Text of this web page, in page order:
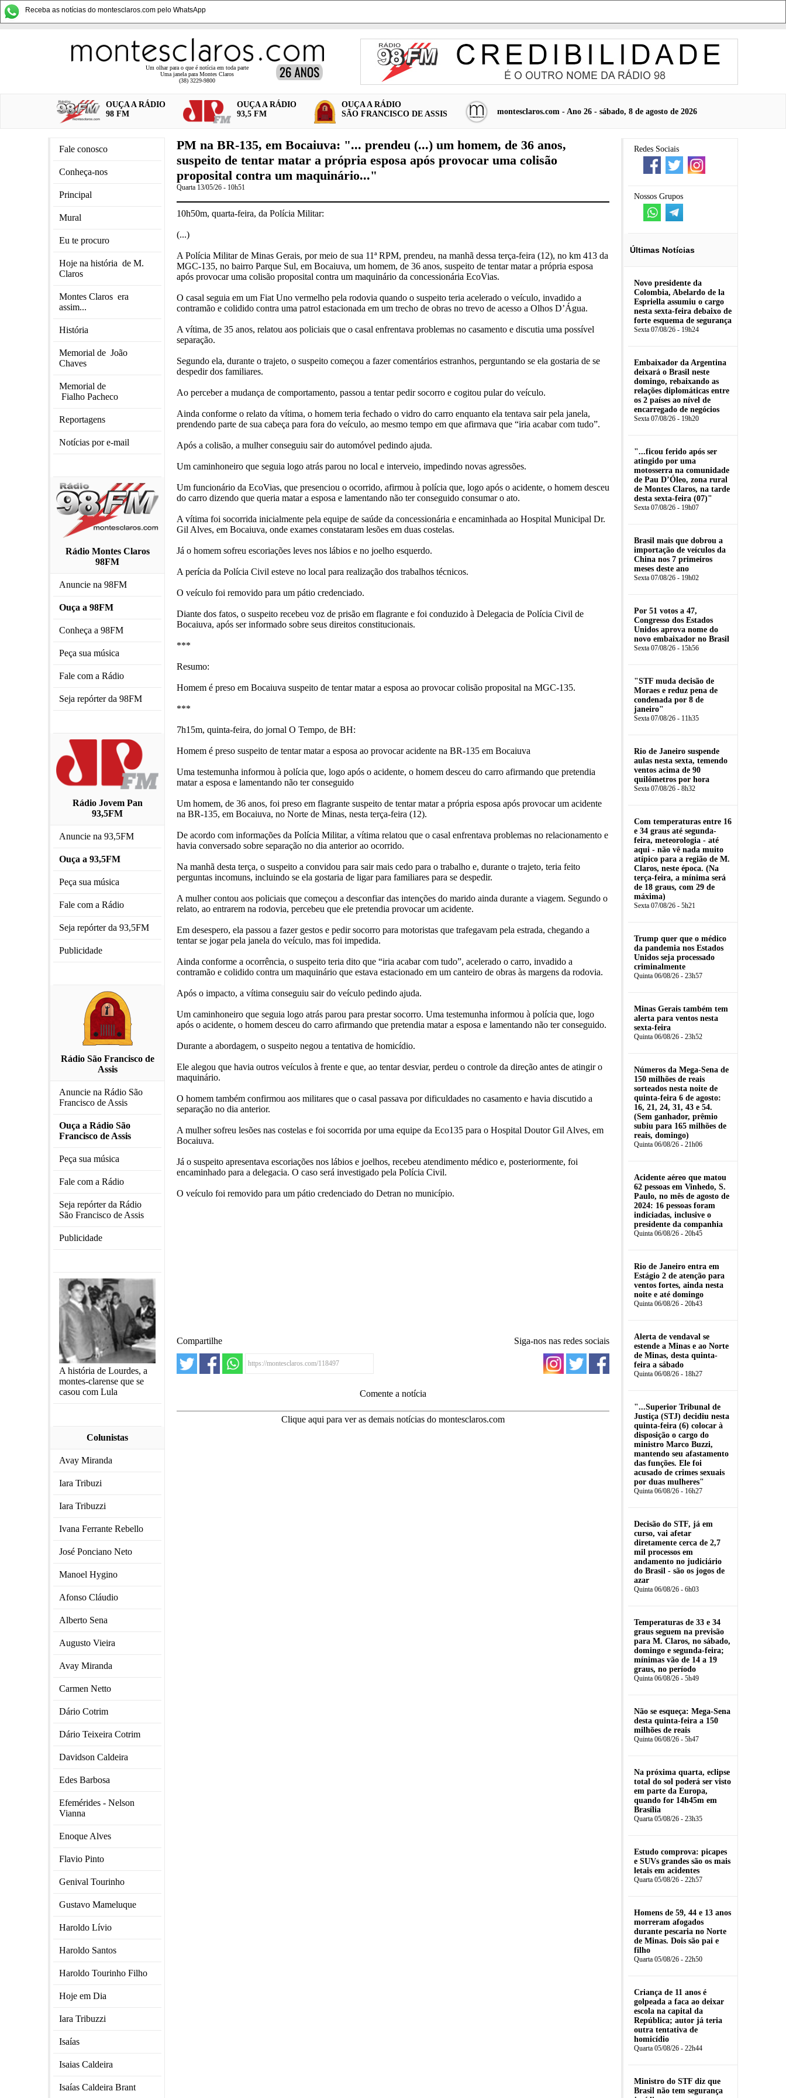
Receba as notícias do montesclaros.com pelo WhatsApp
Um olhar para o que é notícia em toda parte
Uma janela para Montes Claros
(38) 3229-9800
OUÇA A RÁDIO
98 FM
OUÇA A RÁDIO
93,5 FM
OUÇA A RÁDIO
SÃO FRANCISCO DE ASSIS
montesclaros.com - Ano 26 - sábado, 8 de agosto de 2026
Fale conosco
Conheça-nos
Principal
Mural
Eu te procuro
Hoje na história de M.
Claros
Montes Claros era
assim...
História
Memorial de João
Chaves
Memorial de
Fialho Pacheco
Reportagens
Notícias por e-mail
Rádio Montes Claros
98FM
Anuncie na 98FM
Ouça a 98FM
Conheça a 98FM
Peça sua música
Fale com a Rádio
Seja repórter da 98FM
Rádio Jovem Pan
93,5FM
Anuncie na 93,5FM
Ouça a 93,5FM
Peça sua música
Fale com a Rádio
Seja repórter da 93,5FM
Publicidade
Rádio São Francisco de
Assis
Anuncie na Rádio São
Francisco de Assis
Ouça a Rádio São
Francisco de Assis
Peça sua música
Fale com a Rádio
Seja repórter da Rádio
São Francisco de Assis
Publicidade
A história de Lourdes, a
montes-clarense que se
casou com Lula
Colunistas
Avay Miranda
Iara Tribuzi
Iara Tribuzzi
Ivana Ferrante Rebello
José Ponciano Neto
Manoel Hygino
Afonso Cláudio
Alberto Sena
Augusto Vieira
Avay Miranda
Carmen Netto
Dário Cotrim
Dário Teixeira Cotrim
Davidson Caldeira
Edes Barbosa
Efemérides - Nelson
Vianna
Enoque Alves
Flavio Pinto
Genival Tourinho
Gustavo Mameluque
Haroldo Lívio
Haroldo Santos
Haroldo Tourinho Filho
Hoje em Dia
Iara Tribuzzi
Isaías
Isaias Caldeira
Isaías Caldeira Brant
Redes Sociais
Nossos Grupos
Últimas Notícias
Novo presidente da
Colombia, Abelardo de la
Espriella assumiu o cargo
nesta sexta-feira debaixo de
forte esquema de segurança
Sexta 07/08/26 - 19h24
Embaixador da Argentina
deixará o Brasil neste
domingo, rebaixando as
relações diplomáticas entre
os 2 países ao nível de
encarregado de negócios
Sexta 07/08/26 - 19h20
"...ficou ferido após ser
atingido por uma
motosserra na comunidade
de Pau D’Óleo, zona rural
de Montes Claros, na tarde
desta sexta-feira (07)"
Sexta 07/08/26 - 19h07
Brasil mais que dobrou a
importação de veículos da
China nos 7 primeiros
meses deste ano
Sexta 07/08/26 - 19h02
Por 51 votos a 47,
Congresso dos Estados
Unidos aprova nome do
novo embaixador no Brasil
Sexta 07/08/26 - 15h56
"STF muda decisão de
Moraes e reduz pena de
condenada por 8 de
janeiro"
Sexta 07/08/26 - 11h35
Rio de Janeiro suspende
aulas nesta sexta, temendo
ventos acima de 90
quilômetros por hora
Sexta 07/08/26 - 8h32
Com temperaturas entre 16
e 34 graus até segunda-
feira, meteorologia - até
aqui - não vê nada muito
atípico para a região de M.
Claros, neste época. (Na
terça-feira, a mínima será
de 18 graus, com 29 de
máxima)
Sexta 07/08/26 - 5h21
Trump quer que o médico
da pandemia nos Estados
Unidos seja processado
criminalmente
Quinta 06/08/26 - 23h57
Minas Gerais também tem
alerta para ventos nesta
sexta-feira
Quinta 06/08/26 - 23h52
Números da Mega-Sena de
150 milhões de reais
sorteados nesta noite de
quinta-feira 6 de agosto:
16, 21, 24, 31, 43 e 54.
(Sem ganhador, prêmio
subiu para 165 milhões de
reais, domingo)
Quinta 06/08/26 - 21h06
Acidente aéreo que matou
62 pessoas em Vinhedo, S.
Paulo, no mês de agosto de
2024: 16 pessoas foram
indiciadas, inclusive o
presidente da companhia
Quinta 06/08/26 - 20h45
Rio de Janeiro entra em
Estágio 2 de atenção para
ventos fortes, ainda nesta
noite e até domingo
Quinta 06/08/26 - 20h43
Alerta de vendaval se
estende a Minas e ao Norte
de Minas, desta quinta-
feira a sábado
Quinta 06/08/26 - 18h27
"...Superior Tribunal de
Justiça (STJ) decidiu nesta
quinta-feira (6) colocar à
disposição o cargo do
ministro Marco Buzzi,
mantendo seu afastamento
das funções. Ele foi
acusado de crimes sexuais
por duas mulheres"
Quinta 06/08/26 - 16h27
Decisão do STF, já em
curso, vai afetar
diretamente cerca de 2,7
mil processos em
andamento no judiciário
do Brasil - são os jogos de
azar
Quinta 06/08/26 - 6h03
Temperaturas de 33 e 34
graus seguem na previsão
para M. Claros, no sábado,
domingo e segunda-feira;
mínimas vão de 14 a 19
graus, no período
Quinta 06/08/26 - 5h49
Não se esqueça: Mega-Sena
desta quinta-feira a 150
milhões de reais
Quinta 06/08/26 - 5h47
Na próxima quarta, eclipse
total do sol poderá ser visto
em parte da Europa,
quando for 14h45m em
Brasília
Quarta 05/08/26 - 23h35
Estudo comprova: picapes
e SUVs grandes são os mais
letais em acidentes
Quarta 05/08/26 - 22h57
Homens de 59, 44 e 13 anos
morreram afogados
durante pescaria no Norte
de Minas. Dois são pai e
filho
Quarta 05/08/26 - 22h50
Criança de 11 anos é
golpeada a faca ao deixar
escola na capital da
República; autor já teria
outra tentativa de
homicídio
Quarta 05/08/26 - 22h44
Ministro do STF diz que
Brasil não tem segurança
PM na BR-135, em Bocaiuva: "... prendeu (...) um homem, de 36 anos,
suspeito de tentar matar a própria esposa após provocar uma colisão
proposital contra um maquinário..."
Quarta 13/05/26 - 10h51
10h50m, quarta-feira, da Polícia Militar:
(...)
A Polícia Militar de Minas Gerais, por meio de sua 11ª RPM, prendeu, na manhã dessa terça-feira (12), no km 413 da
MGC-135, no bairro Parque Sul, em Bocaiuva, um homem, de 36 anos, suspeito de tentar matar a própria esposa
após provocar uma colisão proposital contra um maquinário da concessionária EcoVias.
O casal seguia em um Fiat Uno vermelho pela rodovia quando o suspeito teria acelerado o veículo, invadido a
contramão e colidido contra uma patrol estacionada em um trecho de obras no trevo de acesso a Olhos D’Água.
A vítima, de 35 anos, relatou aos policiais que o casal enfrentava problemas no casamento e discutia uma possível
separação.
Segundo ela, durante o trajeto, o suspeito começou a fazer comentários estranhos, perguntando se ela gostaria de se
despedir dos familiares.
Ao perceber a mudança de comportamento, passou a tentar pedir socorro e cogitou pular do veículo.
Ainda conforme o relato da vítima, o homem teria fechado o vidro do carro enquanto ela tentava sair pela janela,
prendendo parte de sua cabeça para fora do veículo, ao mesmo tempo em que afirmava que “iria acabar com tudo”.
Após a colisão, a mulher conseguiu sair do automóvel pedindo ajuda.
Um caminhoneiro que seguia logo atrás parou no local e interveio, impedindo novas agressões.
Um funcionário da EcoVias, que presenciou o ocorrido, afirmou à polícia que, logo após o acidente, o homem desceu
do carro dizendo que queria matar a esposa e lamentando não ter conseguido consumar o ato.
A vítima foi socorrida inicialmente pela equipe de saúde da concessionária e encaminhada ao Hospital Municipal Dr.
Gil Alves, em Bocaiuva, onde exames constataram lesões em duas costelas.
Já o homem sofreu escoriações leves nos lábios e no joelho esquerdo.
A perícia da Polícia Civil esteve no local para realização dos trabalhos técnicos.
O veículo foi removido para um pátio credenciado.
Diante dos fatos, o suspeito recebeu voz de prisão em flagrante e foi conduzido à Delegacia de Polícia Civil de
Bocaiuva, após ser informado sobre seus direitos constitucionais.
***
Resumo:
Homem é preso em Bocaiuva suspeito de tentar matar a esposa ao provocar colisão proposital na MGC-135.
***
7h15m, quinta-feira, do jornal O Tempo, de BH:
Homem é preso suspeito de tentar matar a esposa ao provocar acidente na BR-135 em Bocaiuva
Uma testemunha informou à polícia que, logo após o acidente, o homem desceu do carro afirmando que pretendia
matar a esposa e lamentando não ter conseguido
Um homem, de 36 anos, foi preso em flagrante suspeito de tentar matar a própria esposa após provocar um acidente
na BR-135, em Bocaiuva, no Norte de Minas, nesta terça-feira (12).
De acordo com informações da Polícia Militar, a vítima relatou que o casal enfrentava problemas no relacionamento e
havia conversado sobre separação no dia anterior ao ocorrido.
Na manhã desta terça, o suspeito a convidou para sair mais cedo para o trabalho e, durante o trajeto, teria feito
perguntas incomuns, incluindo se ela gostaria de ligar para familiares para se despedir.
A mulher contou aos policiais que começou a desconfiar das intenções do marido ainda durante a viagem. Segundo o
relato, ao entrarem na rodovia, percebeu que ele pretendia provocar um acidente.
Em desespero, ela passou a fazer gestos e pedir socorro para motoristas que trafegavam pela estrada, chegando a
tentar se jogar pela janela do veículo, mas foi impedida.
Ainda conforme a ocorrência, o suspeito teria dito que “iria acabar com tudo”, acelerado o carro, invadido a
contramão e colidido contra um maquinário que estava estacionado em um canteiro de obras às margens da rodovia.
Após o impacto, a vítima conseguiu sair do veículo pedindo ajuda.
Um caminhoneiro que seguia logo atrás parou para prestar socorro. Uma testemunha informou à polícia que, logo
após o acidente, o homem desceu do carro afirmando que pretendia matar a esposa e lamentando não ter conseguido.
Durante a abordagem, o suspeito negou a tentativa de homicídio.
Ele alegou que havia outros veículos à frente e que, ao tentar desviar, perdeu o controle da direção antes de atingir o
maquinário.
O homem também confirmou aos militares que o casal passava por dificuldades no casamento e havia discutido a
separação no dia anterior.
A mulher sofreu lesões nas costelas e foi socorrida por uma equipe da Eco135 para o Hospital Doutor Gil Alves, em
Bocaiuva.
Já o suspeito apresentava escoriações nos lábios e joelhos, recebeu atendimento médico e, posteriormente, foi
encaminhado para a delegacia. O caso será investigado pela Polícia Civil.
O veículo foi removido para um pátio credenciado do Detran no município.
Compartilhe Siga-nos nas redes sociais
Comente a notícia
Clique aqui para ver as demais notícias do montesclaros.com